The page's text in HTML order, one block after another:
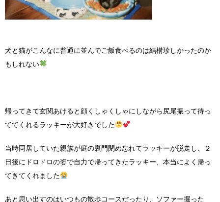
犬と猫がこんなに普通に並んでご飯食べるのは結構珍しかったのか
もしれない
帰ってきて玄関あけると顔くしゃくしゃにしながら尻尾振って待っ
ててくれるラッキーが大好きでした
当時同居していた親族が庭の裏門閉め忘れてラッキーが脱走し、２
日後にドロドロの姿で自力で帰ってきたラッキー、本当によく帰っ
てきてくれました
あと思い出すのはいつもの散歩コースだったり、ソファー掘った